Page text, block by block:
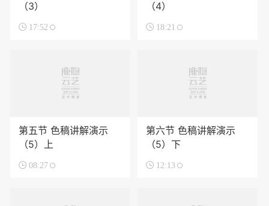
（3）
 17:52
（4）
 18:21
第五节 色稿讲解演示
（5）上
 08:27
第六节 色稿讲解演示
（5）下
 12:13